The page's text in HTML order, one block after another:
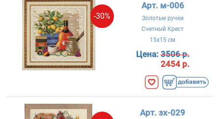
-30%
Арт. м-006
Золотые ручки
Счетный Крест
15x15 см
Цена:3506 р.
2454 р.
Арт. зх-029